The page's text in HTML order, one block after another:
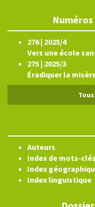
276 | 2025/4
Vers une école
275 | 2025/3
Éradiquer la
Auteurs
Index de mots-clés
Index
Index linguistique